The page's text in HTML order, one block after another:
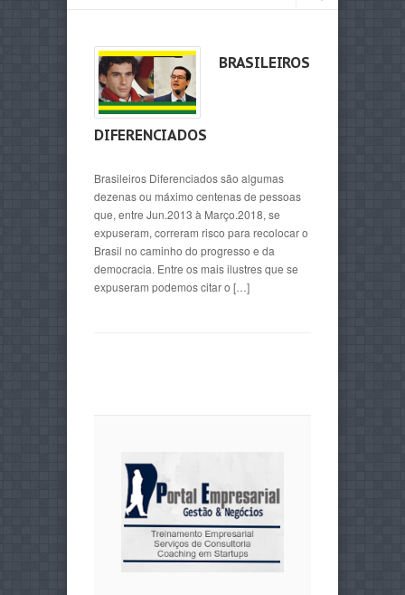
BRASILEIROS
DIFERENCIADOS
Brasileiros Diferenciados são algumas
dezenas ou máximo centenas de pessoas
que, entre Jun.2013 à Março.2018, se
expuseram, correram risco para recolocar o
Brasil no caminho do progresso e da
democracia. Entre os mais ilustres que se
expuseram podemos citar o […]